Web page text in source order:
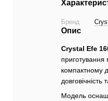
Бренд
Опис
Crystal Efe
приготування
компактному
довговічність
Модель